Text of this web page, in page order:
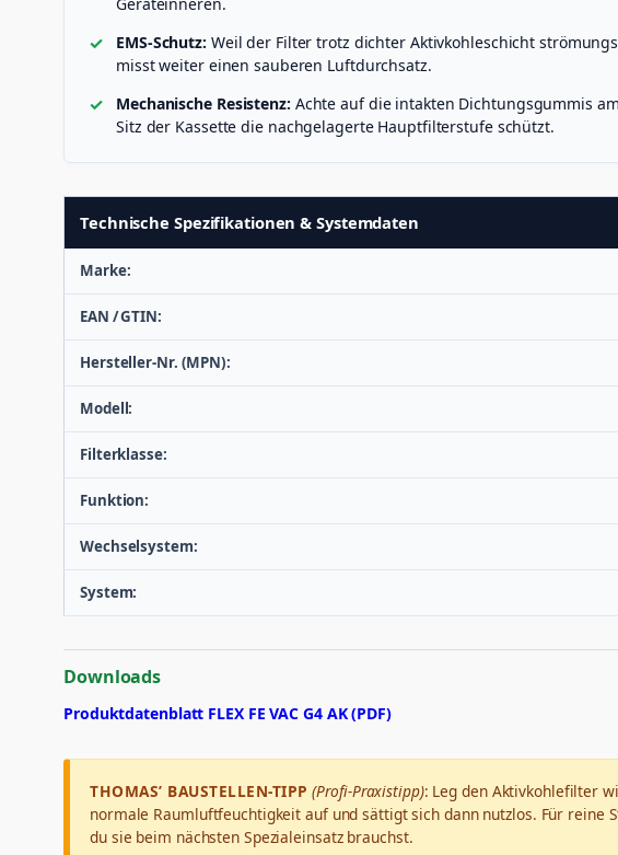
i
n
e
r
n
EMS-Schutz: Weil der Filter trotz dichter Aktivkohleschicht
misst weiter einen sauberen Luftdurchsatz.
Mechanische Resistenz: Achte auf die intakten Dichtungsgummis
Sitz der Kassette die nachgelagerte Hauptfilterstufe schützt.
Technische Spezifikationen & Systemdaten
Marke:
EAN / GTIN:
Hersteller-Nr. (MPN):
Modell:
Filterklasse:
Funktion:
Wechselsystem:
System:
Downloads
Produktdatenblatt FLEX FE VAC G4 AK (PDF)
THOMAS’ BAUSTELLEN-TIPP (Profi-Praxistipp): Leg den Aktivkohlefilter
normale Raumluftfeuchtigkeit auf und sättigt sich dann nutzlos. Für
du sie beim nächsten Spezialeinsatz brauchst.